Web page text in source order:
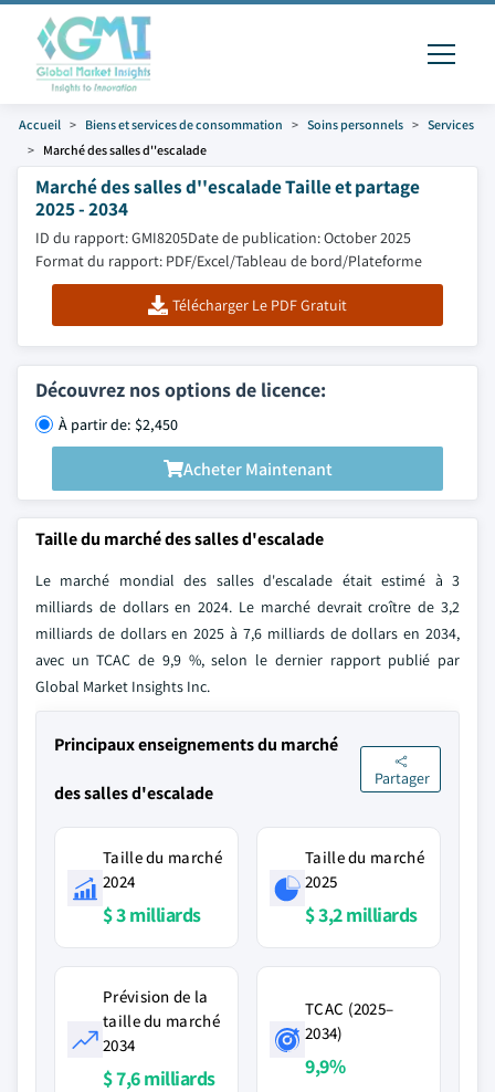
Accueil Biens et services de consommation Soins personnels
Services
Marché des salles d''escalade
Marché des salles d''escalade Taille et partage
2025 - 2034
ID du rapport: GMI8205Date de publication: October 2025
Format du rapport: PDF/Excel/Tableau de bord/Plateforme
Télécharger Le PDF Gratuit
Découvrez nos options de licence:
À partir de: $2,450
Acheter Maintenant
Taille du marché des salles d'escalade
Le marché mondial des salles d'escalade était estimé à 3
milliards de dollars en 2024. Le marché devrait croître de 3,2
milliards de dollars en 2025 à 7,6 milliards de dollars en 2034,
avec un TCAC de 9,9 %, selon le dernier rapport publié par
Global Market Insights Inc.
Principaux enseignements du marché
des salles d'escalade
Partager
Taille du marché
2024
$ 3 milliards
Taille du marché
2025
$ 3,2 milliards
Prévision de la
taille du marché
2034
$ 7,6 milliards
TCAC (2025–
2034)
9,9%